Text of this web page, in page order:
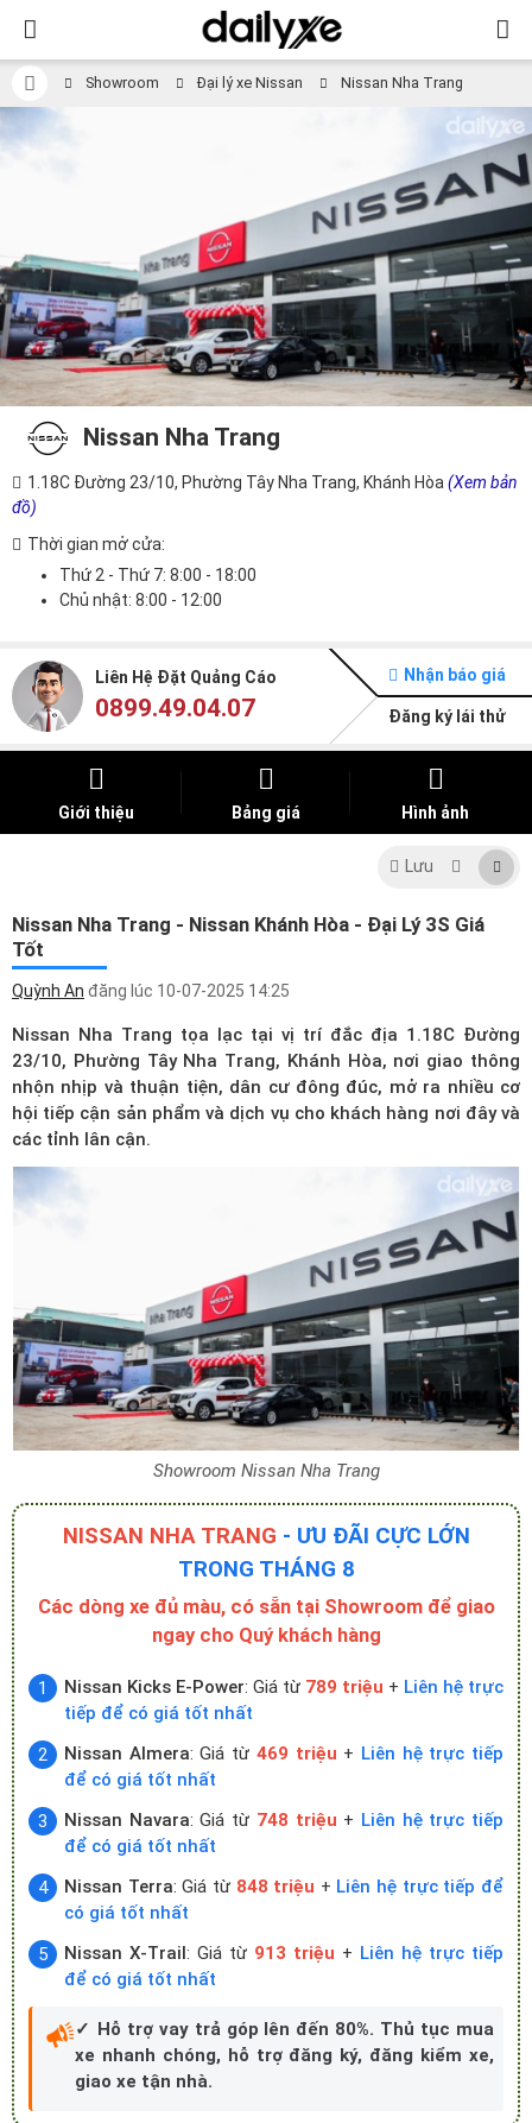
Showroom Đại lý xe Nissan Nissan Nha Trang
Nissan Nha Trang
1.18C Đường 23/10, Phường Tây Nha Trang, Khánh Hòa (Xem bản
đồ)
Thời gian mở cửa:
Thứ 2 - Thứ 7: 8:00 - 18:00
Chủ nhật: 8:00 - 12:00
Liên Hệ Đặt Quảng Cáo
0899.49.04.07
Nhận báo giá
Đăng ký lái thử
Giới thiệu Bảng giá Hình ảnh
Lưu
Nissan Nha Trang - Nissan Khánh Hòa - Đại Lý 3S Giá
Tốt
Quỳnh An đăng lúc 10-07-2025 14:25
Nissan Nha Trang tọa lạc tại vị trí đắc địa 1.18C Đường
23/10, Phường Tây Nha Trang, Khánh Hòa, nơi giao thông
nhộn nhịp và thuận tiện, dân cư đông đúc, mở ra nhiều cơ
hội tiếp cận sản phẩm và dịch vụ cho khách hàng nơi đây và
các tỉnh lân cận.
Showroom Nissan Nha Trang
NISSAN NHA TRANG - ƯU ĐÃI CỰC LỚN
TRONG THÁNG 8
Các dòng xe đủ màu, có sẵn tại Showroom để giao
ngay cho Quý khách hàng
Nissan Kicks E-Power: Giá từ 789 triệu + Liên hệ trực
tiếp để có giá tốt nhất
Nissan Almera: Giá từ 469 triệu + Liên hệ trực tiếp
để có giá tốt nhất
Nissan Navara: Giá từ 748 triệu + Liên hệ trực tiếp
để có giá tốt nhất
Nissan Terra: Giá từ 848 triệu + Liên hệ trực tiếp để
có giá tốt nhất
Nissan X-Trail : Giá từ 913 triệu + Liên hệ trực tiếp
để có giá tốt nhất
✓ Hỗ trợ vay trả góp lên đến 80%. Thủ tục mua
xe nhanh chóng, hỗ trợ đăng ký, đăng kiểm xe,
giao xe tận nhà.